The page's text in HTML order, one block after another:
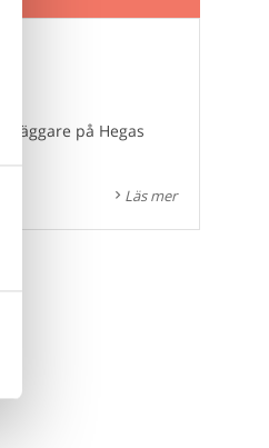
på Hegas
Läs mer